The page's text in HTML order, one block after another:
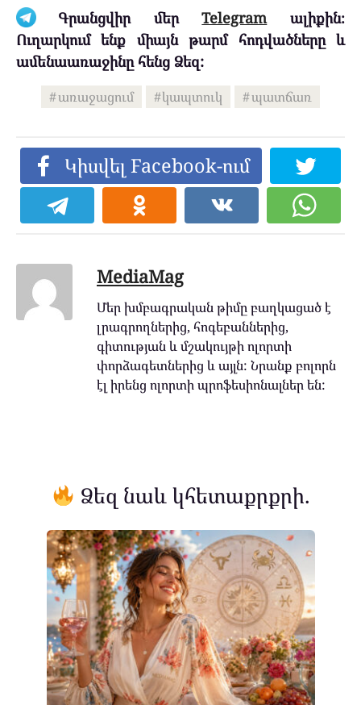
Գրանցվիր մերTelegramալիքին։
Ուղարկում ենք միայն թարմ հոդվածները և
ամենաառաջինը հենց Ձեզ:
առաջացում կապտուկ պատճառ
Կիսվել Facebook-ում
MediaMag
Մեր խմբագրական թիմը բաղկացած է
լրագրողներից, հոգեբաններից,
գիտության և մշակույթի ոլորտի
փորձագետներից և այլն: Նրանք բոլորն
էլ իրենց ոլորտի պրոֆեսիոնալներ են:
Ձեզ նաև կհետաքրքրի.